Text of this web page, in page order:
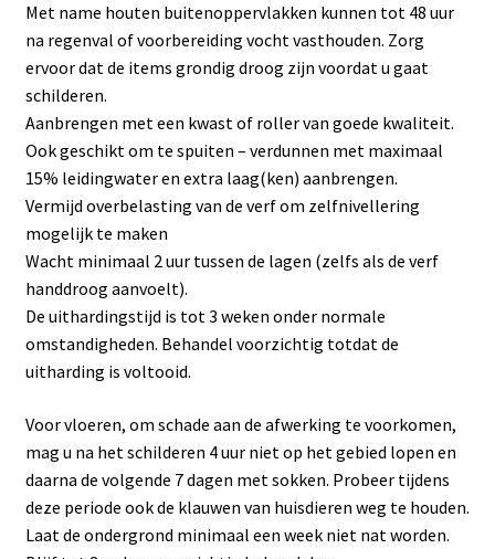
Met name houten buitenoppervlakken kunnen tot 48 uur
na regenval of voorbereiding vocht vasthouden. Zorg
ervoor dat de items grondig droog zijn voordat u gaat
schilderen.
Aanbrengen met een kwast of roller van goede kwaliteit.
Ook geschikt om te spuiten – verdunnen met maximaal
15% leidingwater en extra laag(ken) aanbrengen.
Vermijd overbelasting van de verf om zelfnivellering
mogelijk te maken
Wacht minimaal 2 uur tussen de lagen (zelfs als de verf
handdroog aanvoelt).
De uithardingstijd is tot 3 weken onder normale
omstandigheden. Behandel voorzichtig totdat de
uitharding is voltooid.
Voor vloeren, om schade aan de afwerking te voorkomen,
mag u na het schilderen 4 uur niet op het gebied lopen en
daarna de volgende 7 dagen met sokken. Probeer tijdens
deze periode ook de klauwen van huisdieren weg te houden.
Laat de ondergrond minimaal een week niet nat worden.